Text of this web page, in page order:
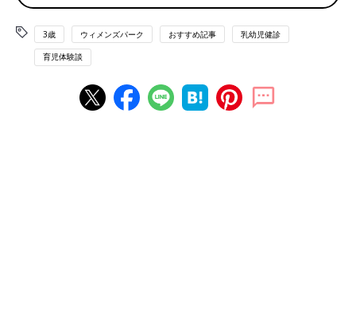
変な嫌がりようで押さえつけられて大絶叫。しかし終わった途
端、切り替わりもちゃっかりで、「もう終わったから帰るー。ア
イス食べたい」だって。もうイライラ収まらず出た途端「なんで
言うこと聞けないの！」と、道端でドッカーン！怒ったのは切り
3歳 ウィメンズパーク おすすめ記事 乳幼児健診
育児体験談